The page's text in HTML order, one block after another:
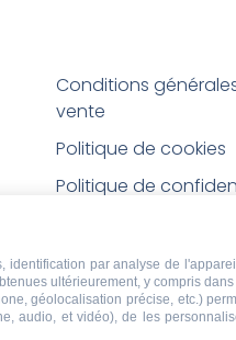
Conditions
vente
Politique de cookies
Politique de
Conditions de
remboursement
Droit de rétractation
par analyse de
ultérieurement, y compris
géolocalisation précise, etc.)
audio, et vidéo), de les